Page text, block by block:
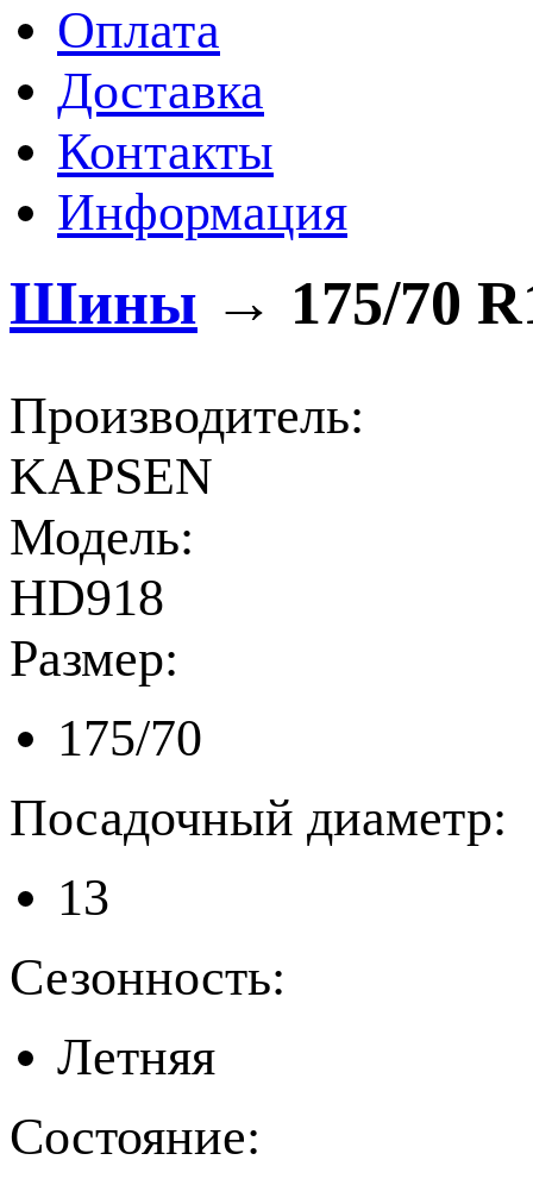
Оплата
Доставка
Контакты
Информация
Шины → 175/70
Производитель:
KAPSEN
Модель:
HD918
Размер:
175/70
Посадочный диаметр:
13
Сезонность:
Летняя
Состояние: